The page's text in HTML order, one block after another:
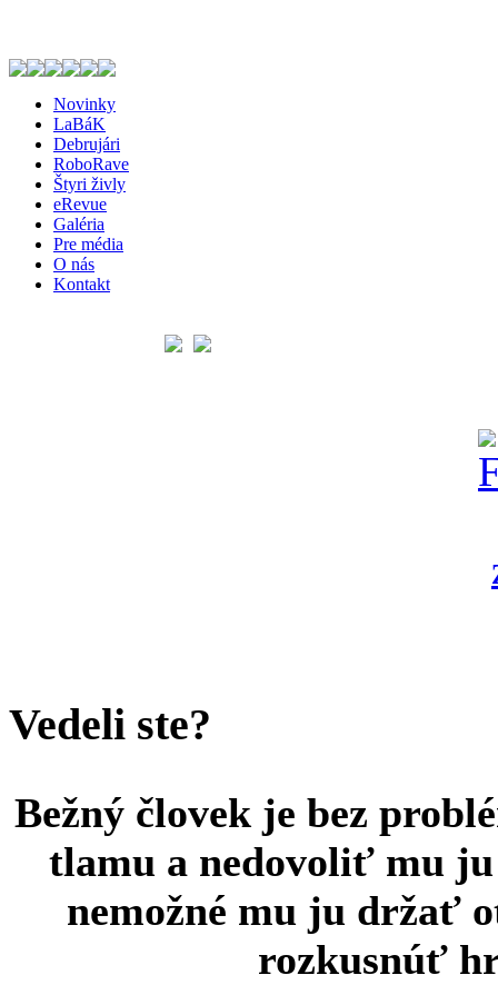
Novinky
LaBáK
Debrujári
RoboRave
Štyri živly
eRevue
Galéria
Pre média
O nás
Kontakt
Vedeli ste?
Bežný človek je bez
tlamu a nedovoliť mu
nemožné mu ju držať
rozkusnúť